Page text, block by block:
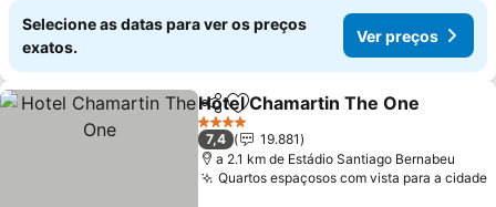
Selecione as datas para ver os preços
exatos.
Ver preços
PartilharAdicionar aos favoritos
Hotel Chamartin The One
4 Estrelas
7,4
19.881
a 2.1 km de Estádio Santiago Bernabeu
Quartos espaçosos com vista para a cidade